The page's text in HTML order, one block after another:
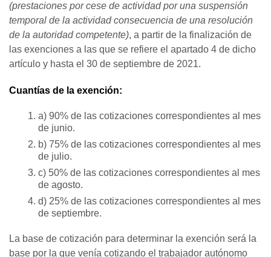
(prestaciones por cese de actividad por una suspensión
temporal de la actividad consecuencia de una resolución
de la autoridad competente), a partir de la finalización de
las exenciones a las que se refiere el apartado 4 de dicho
artículo y hasta el 30 de septiembre de 2021.
Cuantías de la exención:
a) 90% de las cotizaciones correspondientes al mes
de junio.
b) 75% de las cotizaciones correspondientes al mes
de julio.
c) 50% de las cotizaciones correspondientes al mes
de agosto.
d) 25% de las cotizaciones correspondientes al mes
de septiembre.
La base de cotización para determinar la exención será la
base por la que venía cotizando el trabajador autónomo